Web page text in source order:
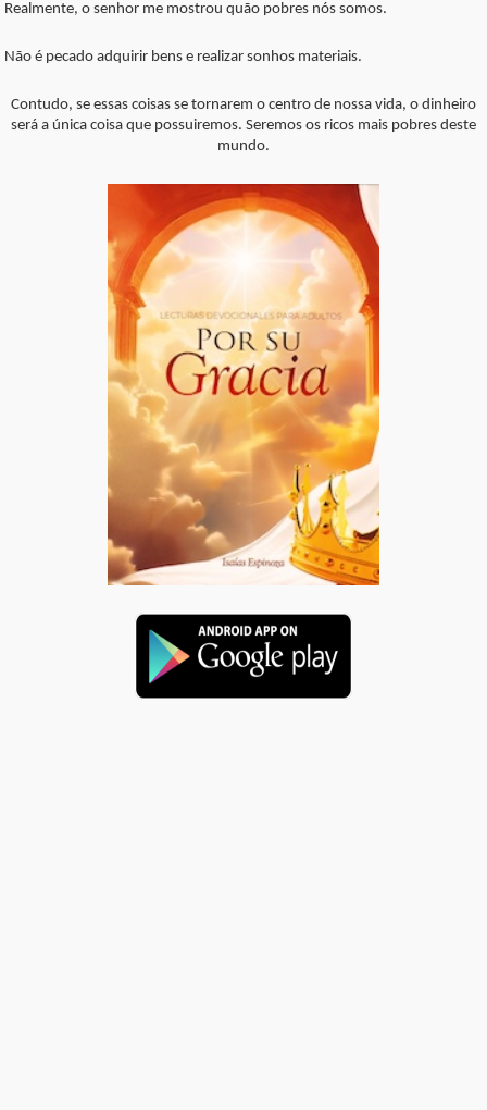
Realmente, o senhor me mostrou quão pobres nós somos.
Não é pecado adquirir bens e realizar sonhos materiais.
Contudo, se essas coisas se tornarem o centro de nossa vida, o dinheiro
será a única coisa que possuiremos. Seremos os ricos mais pobres deste
mundo.